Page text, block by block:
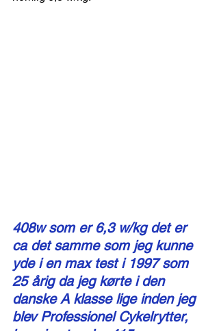
408w som er 6,3 w/kg det er
ca det samme som jeg kunne
yde i en max test i 1997 som
25 årig da jeg kørte i den
danske A klasse lige inden jeg
blev Professionel Cykelrytter,